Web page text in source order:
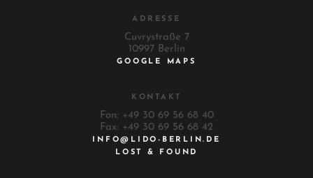
ADRESSE
Cuvrystraße 7
10997 Berlin
GOOGLE MAPS
KONTAKT
Fon: +49 30 69 56 68 40
Fax: +49 30 69 56 68 42
INFO@LIDO-BERLIN.DE
LOST & FOUND